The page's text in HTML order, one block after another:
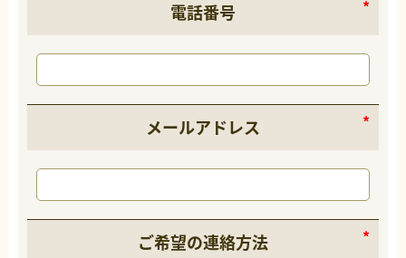
電話番号
メールアドレス
ご希望の連絡方法